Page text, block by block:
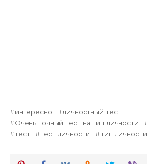
интересно
личностный тест
Очень точный тест на тип личности
тест
тест личности тип личности